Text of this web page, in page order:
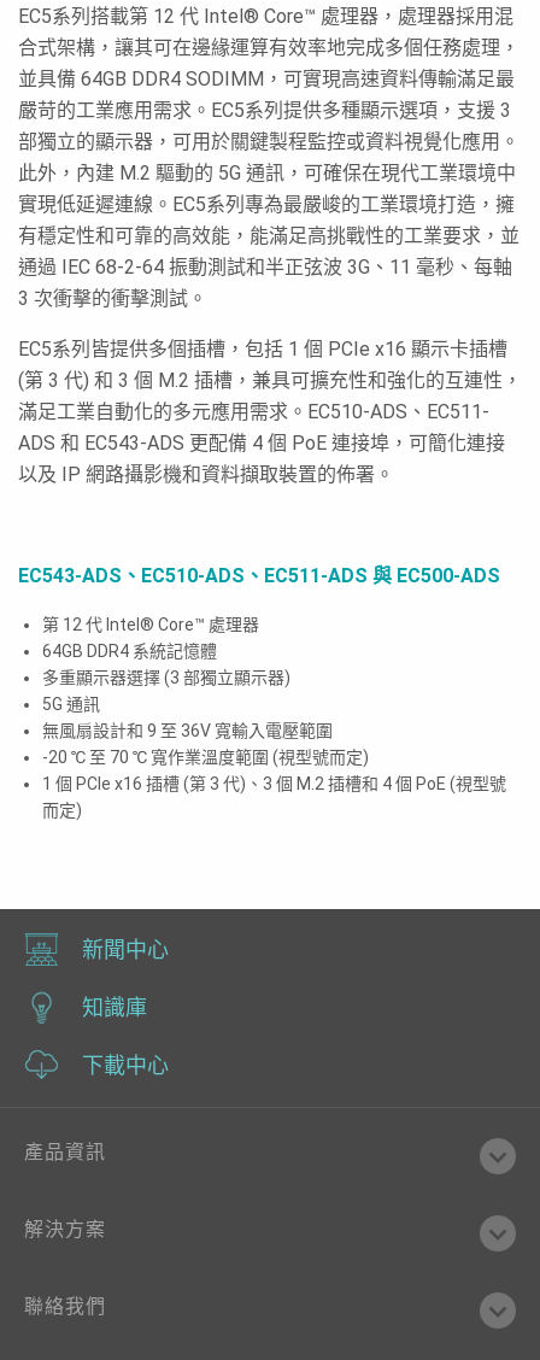
EC5系列搭載第 12 代 Intel® Core™ 處理器，處理器採用混
合式架構，讓其可在邊緣運算有效率地完成多個任務處理，
並具備 64GB DDR4 SODIMM，可實現高速資料傳輸滿足最
嚴苛的工業應用需求。EC5系列提供多種顯示選項，支援 3
部獨立的顯示器，可用於關鍵製程監控或資料視覺化應用。
此外，內建 M.2 驅動的 5G 通訊，可確保在現代工業環境中
實現低延遲連線。EC5系列專為最嚴峻的工業環境打造，擁
有穩定性和可靠的高效能，能滿足高挑戰性的工業要求，並
通過 IEC 68-2-64 振動測試和半正弦波 3G、11 毫秒、每軸
3 次衝擊的衝擊測試。
EC5系列皆提供多個插槽，包括 1 個 PCIe x16 顯示卡插槽
(第 3 代) 和 3 個 M.2 插槽，兼具可擴充性和強化的互連性，
滿足工業自動化的多元應用需求。EC510-ADS、EC511-
ADS 和 EC543-ADS 更配備 4 個 PoE 連接埠，可簡化連接
以及 IP 網路攝影機和資料擷取裝置的佈署。
EC543-ADS 、EC510-ADS、EC511-ADS 與 EC500-ADS
第 12 代 Intel® Core™ 處理器
64GB DDR4 系統記憶體
多重顯示器選擇 (3 部獨立顯示器)
5G 通訊
無風扇設計和 9 至 36V 寬輸入電壓範圍
-20 ℃ 至 70 ℃ 寬作業溫度範圍 (視型號而定)
1 個 PCIe x16 插槽 (第 3 代)、3 個 M.2 插槽和 4 個 PoE (視型號
而定)
新聞中心
知識庫
下載中心
產品資訊
解決方案
聯絡我們